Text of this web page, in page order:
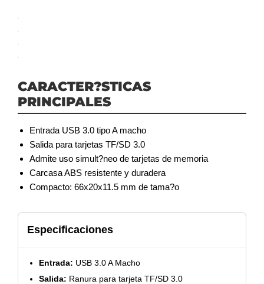
CARACTER?STICAS
PRINCIPALES
Entrada USB 3.0 tipo A macho
Salida para tarjetas TF/SD 3.0
Admite uso simult?neo de tarjetas de memoria
Carcasa ABS resistente y duradera
Compacto: 66x20x11.5 mm de tama?o
Especificaciones
Entrada: USB 3.0 A Macho
Salida: Ranura para tarjeta TF/SD 3.0